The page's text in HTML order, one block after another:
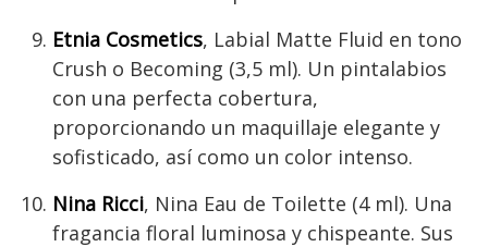
Etnia Cosmetics, Labial Matte Fluid en tono
Crush o Becoming (3,5 ml). Un pintalabios
con una perfecta cobertura,
proporcionando un maquillaje elegante y
sofisticado, así como un color intenso.
Nina Ricci, Nina Eau de Toilette (4 ml). Una
fragancia floral luminosa y chispeante. Sus